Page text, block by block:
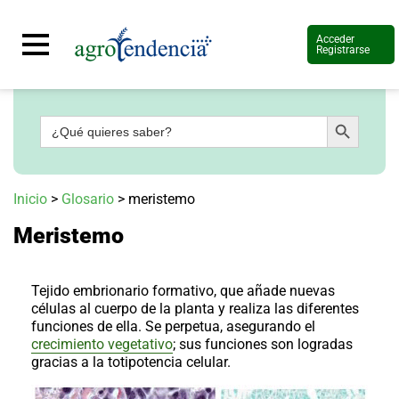
Acceder
Registrarse
Señal
en
más
Agrotendencia
Planes
Glosario
Agroshow
Regístrate
suscríbete
Contáctenos
Buscar: Botón de búsqueda
Inicio > Glosario > meristemo
Meristemo
Tejido embrionario formativo, que añade nuevas
células al cuerpo de la planta y realiza las diferentes
funciones de ella. Se perpetua, asegurando el
crecimiento vegetativo; sus funciones son logradas
gracias a la totipotencia celular.